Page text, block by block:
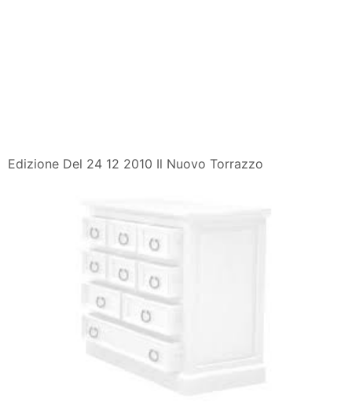
Edizione Del 24 12 2010 Il Nuovo Torrazzo